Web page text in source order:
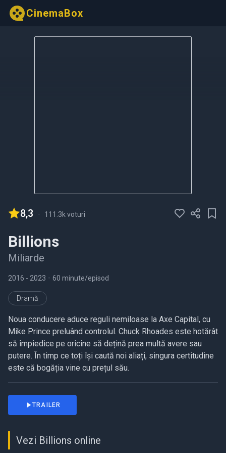
CinemaBox
8,3 - 111.3k voturi
Billions
Miliarde
2016 - 2023 • 60 minute/episod
Dramă
Noua conducere aduce reguli nemiloase la Axe Capital, cu
Mike Prince preluând controlul. Chuck Rhoades este hotărât
să împiedice pe oricine să dețină prea multă avere sau
putere. În timp ce toți își caută noi aliați, singura certitudine
este că bogăția vine cu prețul său.
TRAILER
Vezi Billions online